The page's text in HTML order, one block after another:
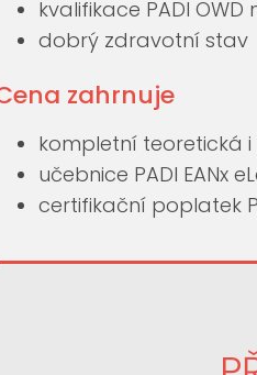
kvalifikace PADI
dobrý zdravotní stav
zahrnuje
kompletní teoretická
učebnice PADI EANx
certifikační poplatek